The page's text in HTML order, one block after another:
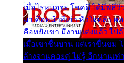
เมื่อไรหนอจะ โชคดี ได้มีพิธี
มา คือหน้าที่เก่า หัวใจหล้า ค
คือหยังเขา มีงานแต่งแล้ว ไป
เมื่อเขาชื่นบาน แต่เราขื่นขม
ล้างจานคอยคู่ ไม่รู้ อีกนานเท่